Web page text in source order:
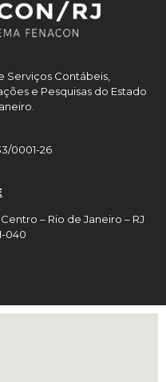
Serviços Contábeis,
e Pesquisas do Estado
0001-26
Centro – Rio de Janeiro – RJ
040